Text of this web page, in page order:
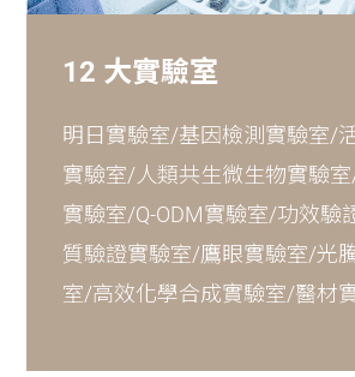
12 大實驗室
明日實驗室/基因檢測實驗室/
實驗室/人類共生微生物實驗
實驗室/Q-ODM實驗室/功效驗
質驗證實驗室/鷹眼實驗室/光
室/高效化學合成實驗室/醫材